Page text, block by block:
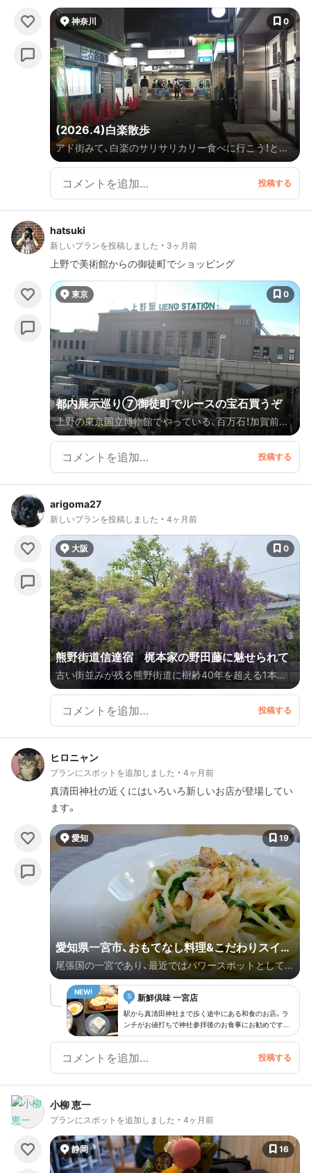
神奈川 0
(2026.4)白楽散歩
アド街みて、白楽のサリサリカリー食べに行こう！とな
りまして、白楽から妙蓮寺までお散歩。
hatsuki
新しいプランを投稿しました 3ヶ月前
上野で美術館からの御徒町でショッピング
東京 0
都内展示巡り⑦御徒町でルースの宝石買うぞ
上野の東京国立博物館でやっている、百万石！加賀前田
家展に行ったついでに、御徒町でルースの石みてピアス
を作っちゃうプラン。
arigoma27
新しいプランを投稿しました 4ヶ月前
大阪 0
熊野街道信達宿 梶本家の野田藤に魅せられて
古い街並みが残る熊野街道に樹齢40年を超える1本の
野田藤が毎年4万もの花房をつけます。4月中旬から下
旬の藤の見頃には、一週間程度「熊野街道信達宿のふじ
まつり」が開催され、藤棚が一般公開され（協賛金100
円）るため、遠方からの花見客で賑わってます。藤棚の
そばに設置されている観賞台はいっぺんに10人までな
ので列をなしてます。藤を上から観賞することができ
眼下に広がる藤の花は、まるで紫の絨毯。藤の香りが心
落ち着かせてくれます。
ヒロニャン
プランにスポットを追加しました 4ヶ月前
真清田神社の近くにはいろいろ新しいお店が登場してい
ます。
愛知 19
愛知県一宮市、おもてなし料理&こだわりスイー
ツのお店へ
尾張国の一宮であり、最近ではパワースポットとして知
られる真清田神社は、私の”行きつけ神社”です。 さて真
清田神社のある愛知県一宮市には、いろいろ注目すべき
お店があります。 そのいくつかは、すでに真清田神社
のプランで公開しました。でもそれ以外にもまだま
スイーツ”のお店だけをご紹介します。 一宮市は名古屋
こは都市の便利さと田舎の心地よさと両方ある。いい
とこだがね～。」 …と言っているようです。 観光地のイ
敵なお店がいくつかあります。 とにかく”リーズナブル
なお値段”…！ そして”素材へのこだわり”があるお店が多
S 新鮮倶味 一宮店
駅から真清田神社まで歩く途中にある和食のお店。ラ
ンチがお値打ちで神社参拝後のお食事にお勧めです。
鶏天定食が看板メニュー。この日はチキン南蛮の定食
ュー「もぶ汁」もあります。お酒もいろいろ種類豊富で、
小柳 恵一
プランにスポットを追加しました 4ヶ月前
静岡 16